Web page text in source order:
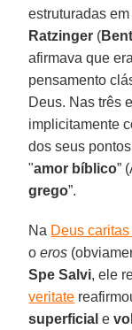
estruturadas
Ratzinger (
afirmava que
pensamento
Deus. Nas três
implicitamente
dos seus
"amor bíblico”
grego”.
Na Deus
oeros
Spe Salvi, ele
veritate
superficial e